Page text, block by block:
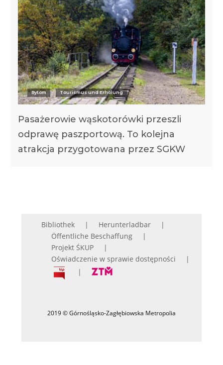
Bytom Tourismus und Erholung
Pasażerowie wąskotorówki przeszli
odprawę paszportową. To kolejna
atrakcja przygotowana przez SGKW
Bibliothek
Herunterladbar
Öffentliche Beschaffung
Projekt ŚKUP
Oświadczenie w sprawie dostępności
2019 © Górnośląsko-Zagłębiowska Metropolia